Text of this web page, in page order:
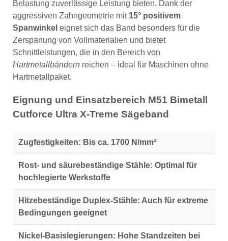
Belastung zuverlässige Leistung bieten. Dank der
aggressiven Zahngeometrie mit 15° positivem
Spanwinkel eignet sich das Band besonders für die
Zerspanung von Vollmaterialien und bietet
Schnittleistungen, die in den Bereich von
Hartmetallbändern reichen – ideal für Maschinen ohne
Hartmetallpaket.
Eignung und Einsatzbereich M51 Bimetall
Cutforce Ultra X-Treme Sägeband
Zugfestigkeiten: Bis ca. 1700 N/mm²
Rost- und säurebeständige Stähle: Optimal für
hochlegierte Werkstoffe
Hitzebeständige Duplex-Stähle: Auch für extreme
Bedingungen geeignet
Nickel-Basislegierungen: Hohe Standzeiten bei